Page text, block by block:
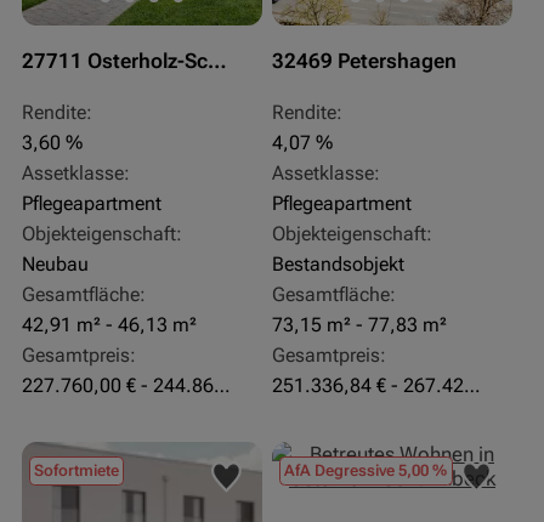
27711 Osterholz-Scharmbeck
Rendite:
3,60 %
Assetklasse:
Pflegeapartment
Objekteigenschaft:
Neubau
Gesamtfläche:
42,91 m² - 46,13 m²
Gesamtpreis:
227.760,00 € - 244.860,00 €
32469 Petershagen
Rendite:
4,07 %
Assetklasse:
Pflegeapartment
Objekteigenschaft:
Bestandsobjekt
Gesamtfläche:
73,15 m² - 77,83 m²
Gesamtpreis:
251.336,84 € - 267.420,00 €
Sofortmiete AfA Degressive 5,00 %